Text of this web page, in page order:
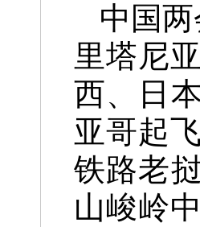
中国
里塔尼
西、日
亚哥起
铁路老
山峻岭